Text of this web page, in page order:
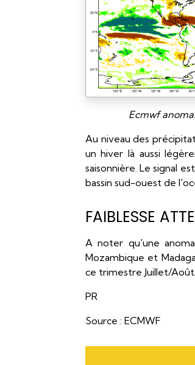
Ecmwf
Au niveau des
un hiver là aussi
saisonnière. Le signal
bassin sud-ouest de
FAIBLESSE
A noter qu'une
Mozambique et
ce trimestre Juillet/
PR
Source : ECMWF